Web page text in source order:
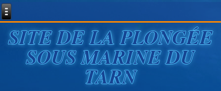
SITE DE LA PLONGÉE
SOUS MARINE DU
TARN